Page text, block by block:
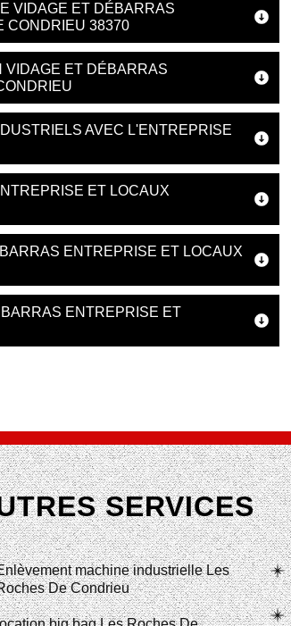
VIDAGE ET DÉBARRAS
CONDRIEU 38370
VIDAGE ET DÉBARRAS
AVEC L'ENTREPRISE
ET LOCAUX
ENTREPRISE ET LOCAUX
ENTREPRISE ET
SERVICES
machine industrielle Les
De Condrieu